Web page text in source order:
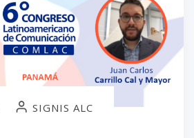
SIGNIS ALC